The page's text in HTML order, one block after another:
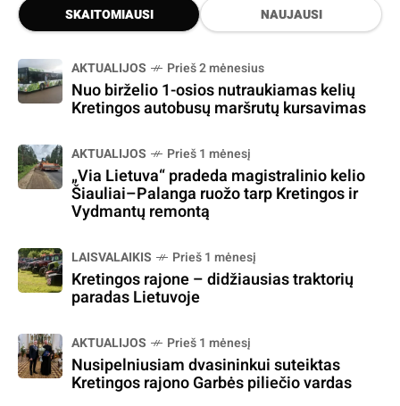
SKAITOMIAUSI NAUJAUSI
AKTUALIJOS Prieš 2 mėnesius
Nuo birželio 1-osios nutraukiamas kelių
Kretingos autobusų maršrutų kursavimas
AKTUALIJOS Prieš 1 mėnesį
„Via Lietuva“ pradeda magistralinio kelio
Šiauliai–Palanga ruožo tarp Kretingos ir
Vydmantų remontą
LAISVALAIKIS Prieš 1 mėnesį
Kretingos rajone – didžiausias traktorių
paradas Lietuvoje
AKTUALIJOS Prieš 1 mėnesį
Nusipelniusiam dvasininkui suteiktas
Kretingos rajono Garbės piliečio vardas